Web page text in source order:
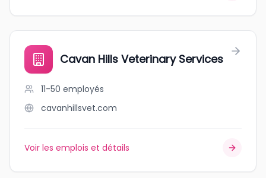
Cavan Hills Veterinary Services
11-50 employés
cavanhillsvet.com
Voir les emplois et détails